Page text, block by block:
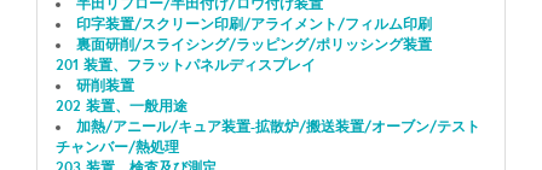
印字装置/スクリーン印刷/アライメント/フィルム印刷
裏面研削/スライシング/ラッピング/ポリッシング装置
201 装置、フラットパネルディスプレイ
研削装置
202 装置、一般用途
加熱/アニール/キュア装置-拡散炉/搬送装置/オーブン/テスト
チャンバー/熱処理